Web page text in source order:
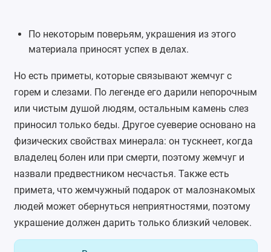
По некоторым поверьям, украшения из этого
материала приносят успех в делах.
Но есть приметы, которые связывают жемчуг с
горем и слезами. По легенде его дарили непорочным
или чистым душой людям, остальным камень слез
приносил только беды. Другое суеверие основано на
физических свойствах минерала: он тускнеет, когда
владелец болен или при смерти, поэтому жемчуг и
назвали предвестником несчастья. Также есть
примета, что жемчужный подарок от малознакомых
людей может обернуться неприятностями, поэтому
украшение должен дарить только близкий человек.